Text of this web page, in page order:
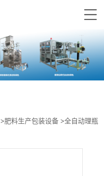
>肥料生产包装设备 >全自动理瓶